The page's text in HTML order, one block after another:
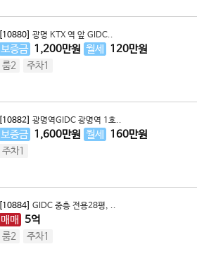
[10880] 광명 KTX 역 앞 GIDC..
보증금 1,200만원 월세 120만원
룸2 주차1
[10882] 광명역GIDC 광명역 1호..
보증금 1,600만원 월세 160만원
주차1
[10884] GIDC 중층 전용28평, ..
매매 5억
룸2 주차1